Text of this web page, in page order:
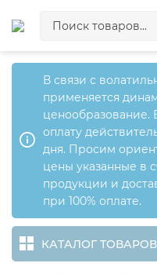
В связи с
применяется
ценообразование.
оплату
дня. Просим
цены указанные в
продукции и
при 100% оплате.
КАТАЛОГ ТОВАРОВ